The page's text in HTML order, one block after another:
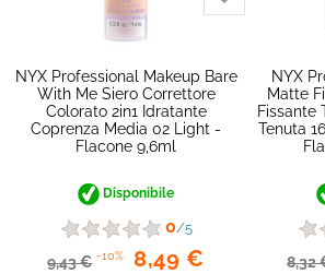
NYX Professional Makeup Bare
With Me Siero Correttore
Colorato 2in1 Idratante
Coprenza Media 02 Light -
Flacone 9,6ml
Disponibile
0/5
9,43 € -10% 8,49 €
NYX
Matte
Fissante
Tenuta
8,32